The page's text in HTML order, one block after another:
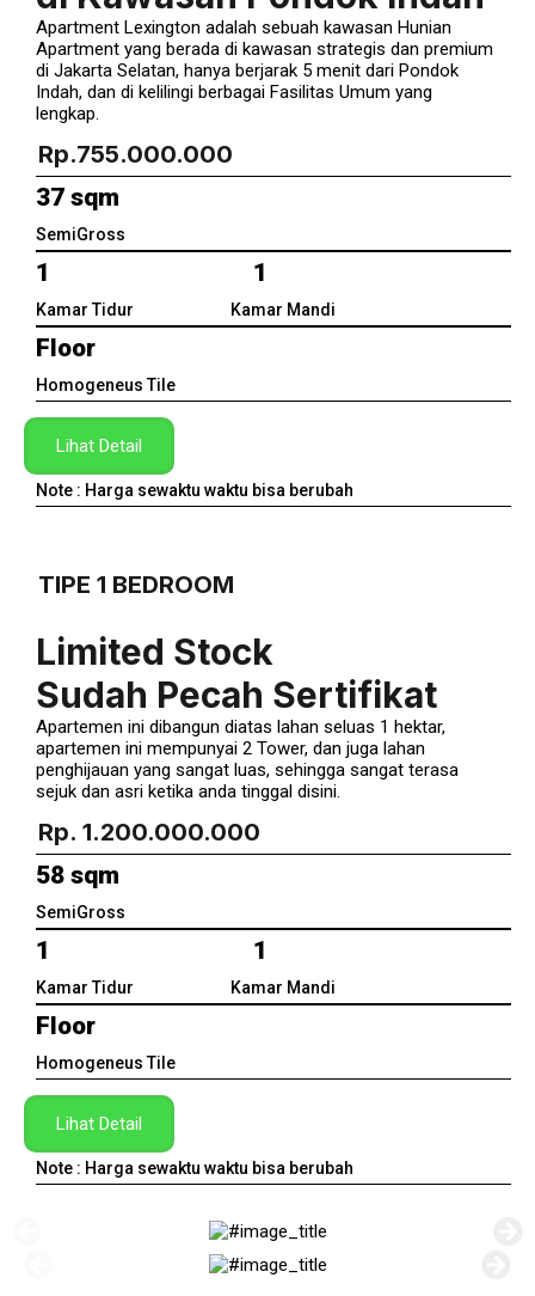
Apartment Lexington adalah sebuah kawasan Hunian
Apartment yang berada di kawasan strategis dan premium
di Jakarta Selatan, hanya berjarak 5 menit dari Pondok
Indah, dan di kelilingi berbagai Fasilitas Umum yang
lengkap.
Rp.755.000.000
37 sqm
SemiGross
1 1
Kamar Tidur Kamar Mandi
Floor
Homogeneus Tile
Lihat Detail
Note : Harga sewaktu waktu bisa berubah
TIPE 1 BEDROOM
Limited Stock
Sudah Pecah Sertifikat
Apartemen ini dibangun diatas lahan seluas 1 hektar,
apartemen ini mempunyai 2 Tower, dan juga lahan
penghijauan yang sangat luas, sehingga sangat terasa
sejuk dan asri ketika anda tinggal disini.
Rp. 1.200.000.000
58 sqm
SemiGross
1 1
Kamar Tidur Kamar Mandi
Floor
Homogeneus Tile
Lihat Detail
Note : Harga sewaktu waktu bisa berubah